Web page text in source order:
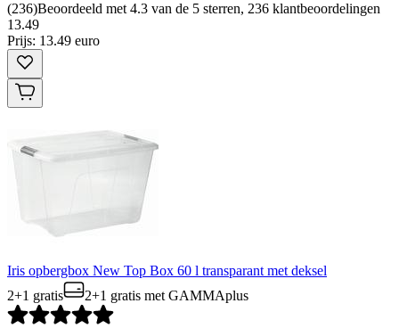
(236)Beoordeeld met 4.3 van de 5 sterren, 236 klantbeoordelingen
13.49
Prijs: 13.49 euro
Iris opbergbox New Top Box 60 l transparant met deksel
2+1 gratis
2+1 gratis met GAMMAplus